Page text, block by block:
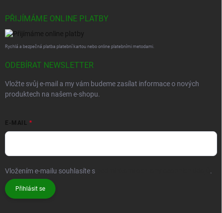
PŘIJÍMÁME ONLINE PLATBY
Rychlá a bezpečná platba platební kartou nebo online platebními metodami.
ODEBÍRAT NEWSLETTER
Vložte svůj e-mail a my vám budeme zasílat informace o nových
produktech na našem e-shopu.
E-MAIL
Vložením e-mailu souhlasíte s .
Přihlásit se